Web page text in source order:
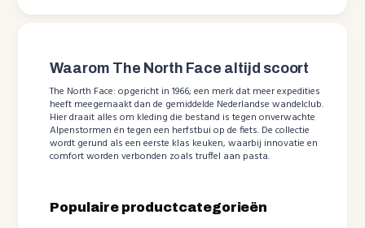
Waarom The North Face altijd scoort
The North Face: opgericht in 1966; een merk dat meer expedities
heeft meegemaakt dan de gemiddelde Nederlandse wandelclub.
Hier draait alles om kleding die bestand is tegen onverwachte
Alpenstormen én tegen een herfstbui op de fiets. De collectie
wordt gerund als een eerste klas keuken, waarbij innovatie en
comfort worden verbonden zoals truffel aan pasta.
Populaire productcategorieën